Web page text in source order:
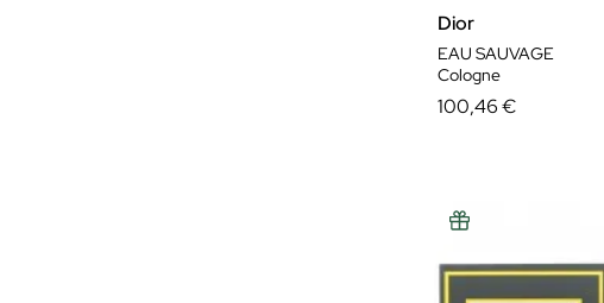
Dior
EAU SAUVAGE
Cologne
100,46 €